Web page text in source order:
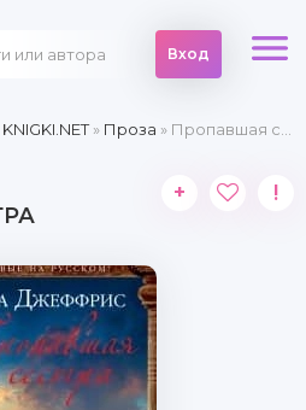
Вход
» Проза » Пропавшая сестра
+ !